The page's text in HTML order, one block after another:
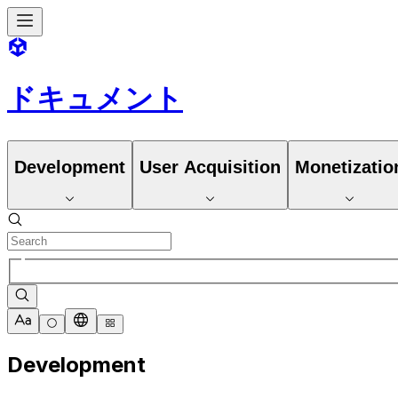
ドキュメント
Development User Acquisition
Development